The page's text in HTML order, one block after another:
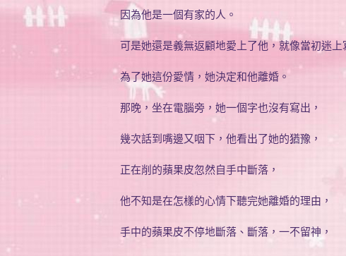
因為他是一個有家的人。
可是她還是義無返顧地愛上了他，就像當初迷上
為了她這份愛情，她決定和他離婚。
那晚，坐在電腦旁，她一個字也沒有寫出，
幾次話到嘴邊又咽下，他看出了她的猶豫，
正在削的蘋果皮忽然自手中斷落，
他不知是在怎樣的心情下聽完她離婚的理由，
手中的蘋果皮不停地斷落、斷落，一不留神，